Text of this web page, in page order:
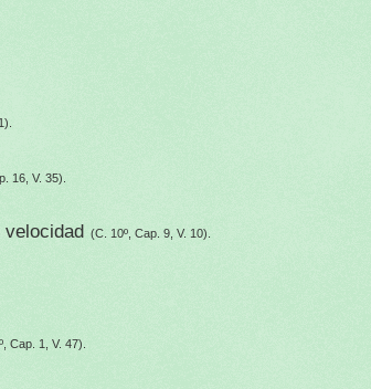
16, V. 35).
(C. 10º, Cap. 9, V. 10).
Cap. 1, V. 47).